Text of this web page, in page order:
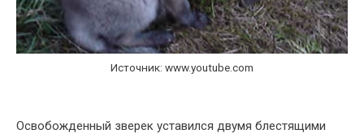
Источник: www.youtube.com
Освобожденный зверек уставился двумя блестящими